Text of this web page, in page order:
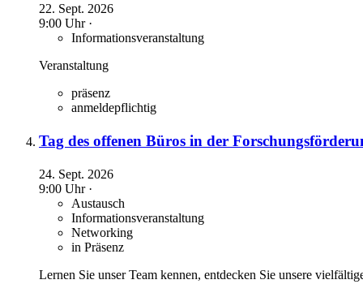
22. Sept. 2026
9:00 Uhr ·
Informationsveranstaltung
Veranstaltung
präsenz
anmeldepflichtig
Tag des offenen Büros in der
24. Sept. 2026
9:00 Uhr ·
Austausch
Informationsveranstaltung
Networking
in Präsenz
Lernen Sie unser Team kennen, entdecken Sie unsere